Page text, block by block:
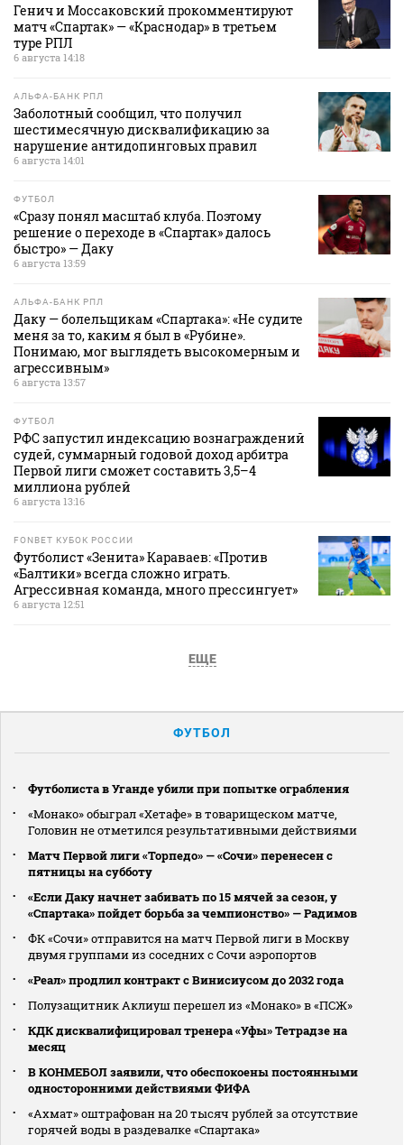
Генич и Моссаковский прокомментируют
матч «Спартак» — «Краснодар» в третьем
туре РПЛ
6 августа 14:18
АЛЬФА-БАНК РПЛ
Заболотный сообщил, что получил
шестимесячную дисквалификацию за
нарушение антидопинговых правил
6 августа 14:01
ФУТБОЛ
«Сразу понял масштаб клуба. Поэтому
решение о переходе в «Спартак» далось
быстро» — Даку
6 августа 13:59
АЛЬФА-БАНК РПЛ
Даку — болельщикам «Спартака»: «Не судите
меня за то, каким я был в «Рубине».
Понимаю, мог выглядеть высокомерным и
агрессивным»
6 августа 13:57
ФУТБОЛ
РФС запустил индексацию вознаграждений
судей, суммарный годовой доход арбитра
Первой лиги сможет составить 3,5–4
миллиона рублей
6 августа 13:16
FONBET КУБОК РОССИИ
Футболист «Зенита» Караваев: «Против
«Балтики» всегда сложно играть.
Агрессивная команда, много прессингует»
6 августа 12:51
ЕЩЕ
ФУТБОЛ
Футболиста в Уганде убили при попытке ограбления
«Монако» обыграл «Хетафе» в товарищеском матче,
Головин не отметился результативными действиями
Матч Первой лиги «Торпедо» — «Сочи» перенесен с
пятницы на субботу
«Если Даку начнет забивать по 15 мячей за сезон, у
«Спартака» пойдет борьба за чемпионство» — Радимов
ФК «Сочи» отправится на матч Первой лиги в Москву
двумя группами из соседних с Сочи аэропортов
«Реал» продлил контракт с Винисиусом до 2032 года
Полузащитник Аклиуш перешел из «Монако» в «ПСЖ»
КДК дисквалифицировал тренера «Уфы» Тетрадзе на
месяц
В КОНМЕБОЛ заявили, что обеспокоены постоянными
односторонними действиями ФИФА
«Ахмат» оштрафован на 20 тысяч рублей за отсутствие
горячей воды в раздевалке «Спартака»